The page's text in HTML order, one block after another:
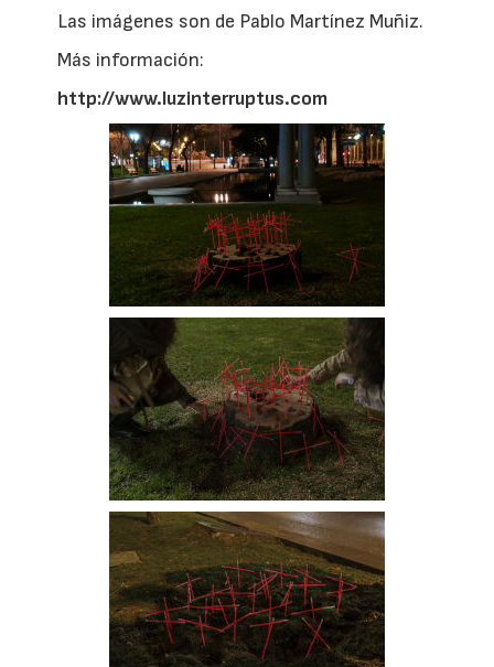
Las imágenes son de Pablo Martínez Muñiz.
Más información:
http://www.luzinterruptus.com